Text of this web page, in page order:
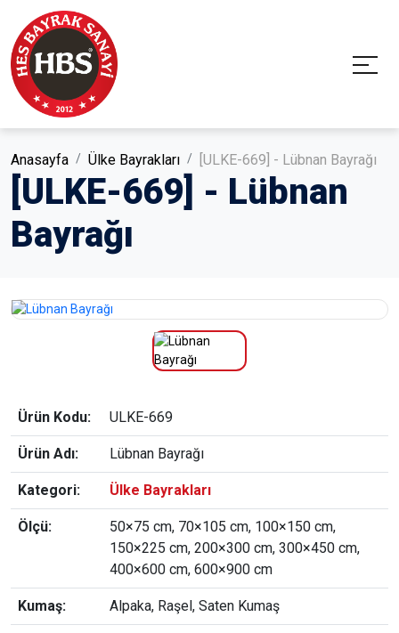
Anasayfa Ülke Bayrakları [ULKE-669] - Lübnan Bayrağı
[ULKE-669] - Lübnan
Bayrağı
Ürün Kodu: ULKE-669
Ürün Adı: Lübnan Bayrağı
Kategori: Ülke Bayrakları
Ölçü:
50×75 cm, 70×105 cm, 100×150 cm,
150×225 cm, 200×300 cm, 300×450 cm,
400×600 cm, 600×900 cm
Kumaş: Alpaka, Raşel, Saten Kumaş